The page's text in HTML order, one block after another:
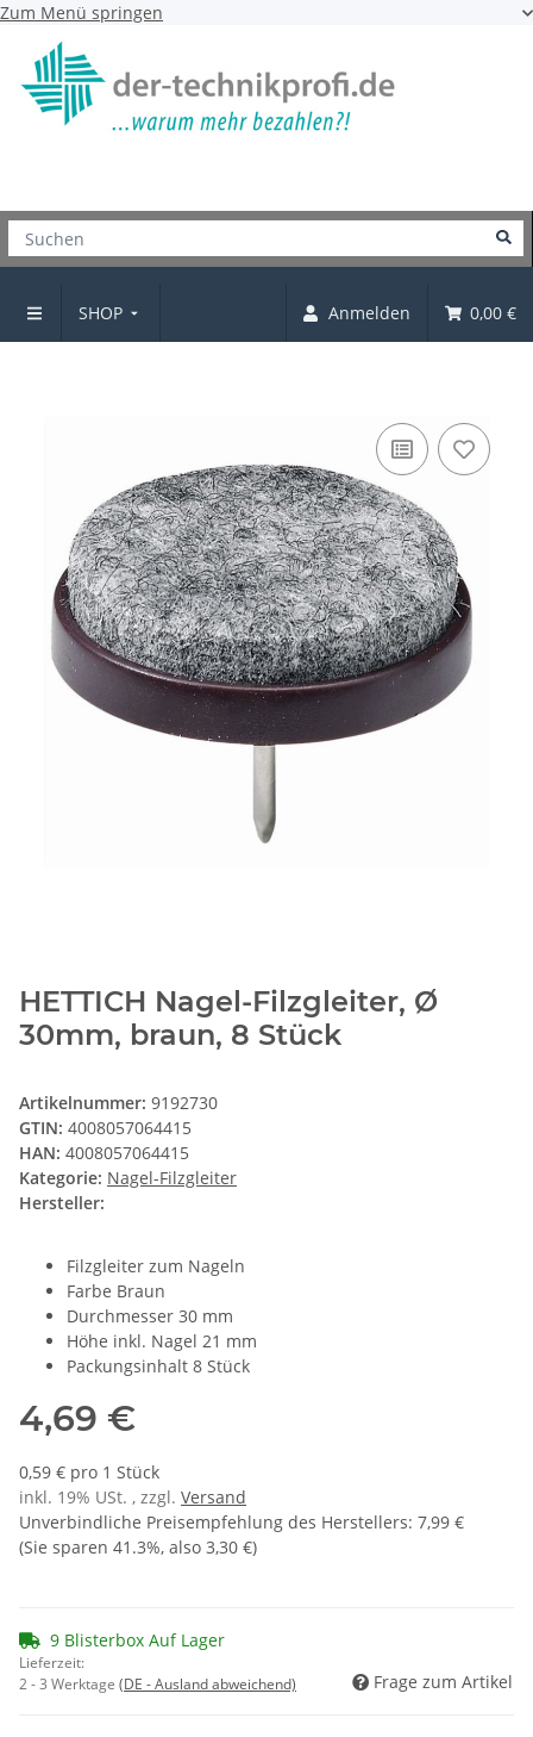
Zum Menü springen
SHOP Anmelden 0,00 €
Nagel-Filzgleiter
HETTICH Nagel-Filzgleiter, Ø
30mm, braun, 8 Stück
Artikelnummer: 9192730
GTIN: 4008057064415
HAN: 4008057064415
Kategorie: Nagel-Filzgleiter
Hersteller:
Filzgleiter zum Nageln
Farbe Braun
Durchmesser 30 mm
Höhe inkl. Nagel 21 mm
Packungsinhalt 8 Stück
4,69 €
0,59 € pro 1 Stück
inkl. 19% USt. , zzgl. Versand
Unverbindliche Preisempfehlung des Herstellers: 7,99 €
(Sie sparen 41.3%, also 3,30 €)
9 Blisterbox Auf Lager
Lieferzeit:
2 - 3 Werktage (DE - Ausland abweichend) Frage zum Artikel